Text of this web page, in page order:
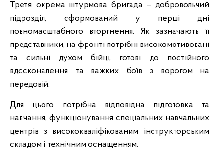
Третя окрема штурмова бригада – добровольчий
підрозділ, сформований у перші дні
повномасштабного вторгнення. Як зазначають її
представники, на фронті потрібні високомотивовані
та сильні духом бійці, готові до постійного
вдосконалення та важких боїв з ворогом на
передовій.
Для цього потрібна відповідна підготовка та
навчання, функціонування спеціальних навчальних
центрів з висококваліфікованим інструкторським
складом і технічним оснащенням.